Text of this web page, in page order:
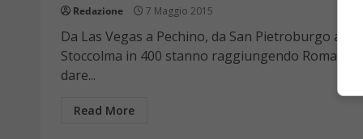
Redazione 7 Maggio 2015
Da Las Vegas a Pechino, da San Pietroburgo a
Stoccolma in 400 stanno raggiungendo Roma per
dare...
Read More